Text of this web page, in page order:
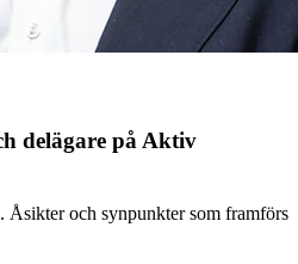
delägare på Aktiv
Åsikter och synpunkter som framförs